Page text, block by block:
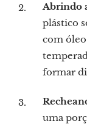
Abrindo
plástico
com
formar
uma